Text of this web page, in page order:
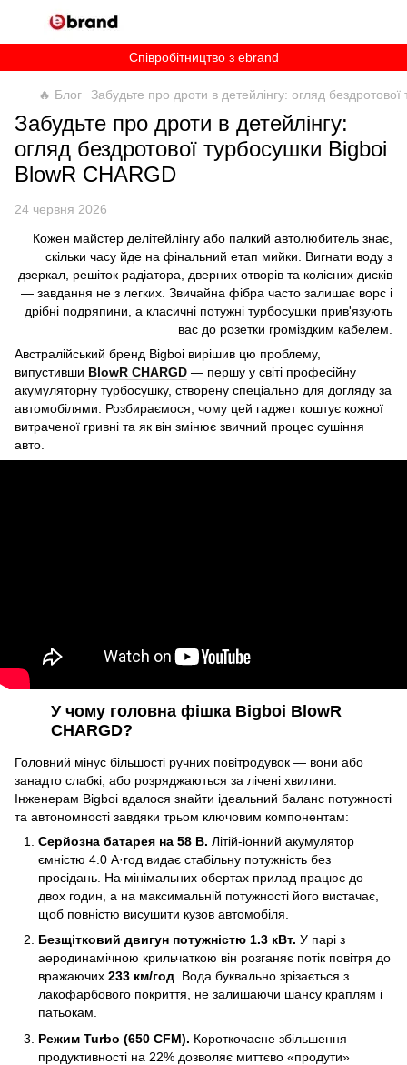
Співробітництво з ebrand
🔥 Блог Забудьте про дроти в детейлінгу: огляд
Забудьте про дроти в детейлінгу:
огляд бездротової турбосушки Bigboi
BlowR CHARGD
24 червня 2026
Кожен майстер делітейлінгу або палкий автолюбитель знає,
скільки часу йде на фінальний етап мийки. Вигнати воду з
дзеркал, решіток радіатора, дверних отворів та колісних дисків
— завдання не з легких. Звичайна фібра часто залишає ворс і
дрібні подряпини, а класичні потужні турбосушки прив'язують
вас до розетки громіздким кабелем.
Австралійський бренд Bigboi вирішив цю проблему,
випустивши BlowR CHARGD — першу у світі професійну
акумуляторну турбосушку, створену спеціально для догляду за
автомобілями. Розбираємося, чому цей гаджет коштує кожної
витраченої гривні та як він змінює звичний процес сушіння
авто.
У чому головна фішка Bigboi BlowR
CHARGD?
Головний мінус більшості ручних повітродувок — вони або
занадто слабкі, або розряджаються за лічені хвилини.
Інженерам Bigboi вдалося знайти ідеальний баланс потужності
та автономності завдяки трьом ключовим компонентам:
Серйозна батарея на 58 В. Літій-іонний акумулятор
ємністю 4.0 А·год видає стабільну потужність без
просідань. На мінімальних обертах прилад працює до
двох годин, а на максимальній потужності його вистачає,
щоб повністю висушити кузов автомобіля.
Безщітковий двигун потужністю 1.3 кВт. У парі з
аеродинамічною крильчаткою він розганяє потік повітря до
вражаючих 233 км/год. Вода буквально зрізається з
лакофарбового покриття, не залишаючи шансу краплям і
патьокам.
Режим Turbo (650 CFM). Короткочасне збільшення
продуктивності на 22% дозволяє миттєво «продути»